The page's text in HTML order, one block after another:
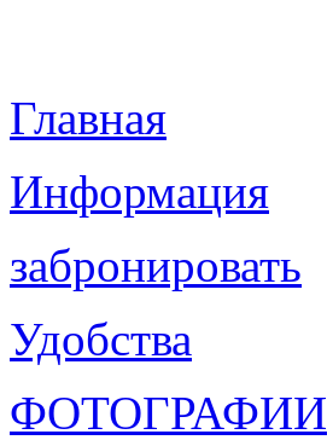
Главная
Информация
забронировать
Удобства
ФОТОГРАФИИ